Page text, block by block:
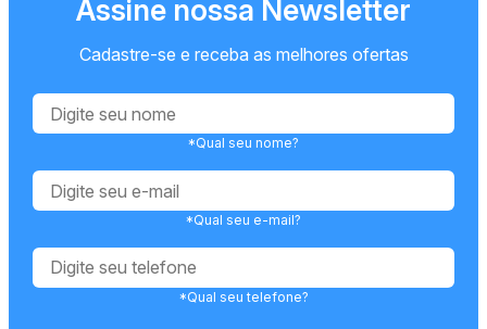
Assine nossa Newsletter
Cadastre-se e receba as melhores ofertas
*Qual seu nome?
*Qual seu e-mail?
*Qual seu telefone?